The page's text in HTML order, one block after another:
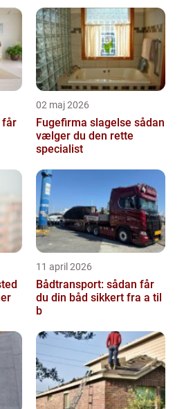
02 maj 2026
Fugefirma slagelse sådan
vælger du den rette
specialist
11 april 2026
Bådtransport: sådan får
du din båd sikkert fra a til
b